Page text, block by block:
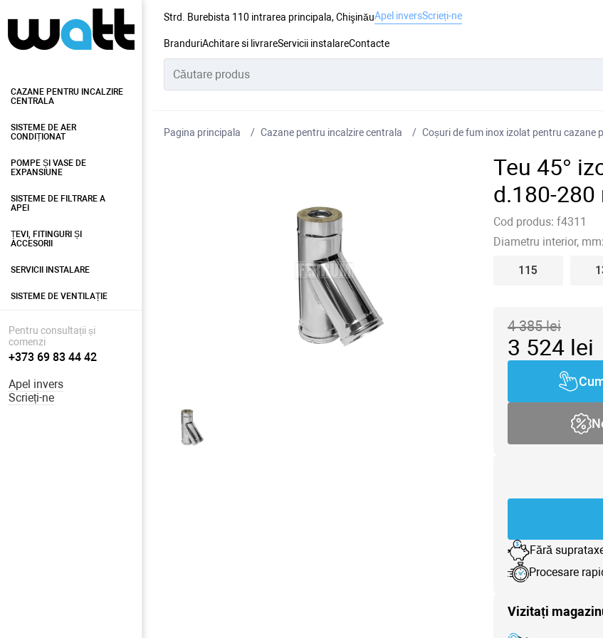
Strd. Burebista 110 intrarea principala, ChişinăuApel inversScrieți-ne
BranduriAchitare si livrareServicii instalareContacte
CAZANE PENTRU INCALZIRE
CENTRALA
SISTEME DE AER
CONDIȚIONAT
POMPE ȘI VASE DE
EXPANSIUNE
SISTEME DE FILTRARE A
APEI
ȚEVI, FITINGURI ȘI
ACCESORII
SERVICII INSTALARE
SISTEME DE VENTILAȚIE
Pentru consultații și
comenzi
+373 69 83 44 42
Apel invers
Scrieți-ne
Pagina principala Cazane pentru incalzire centrala Coșuri de fum inox izolat pentru cazane
Teu 45°
d.180-
Cod produs: f4311
Diametru interior, mm:
115
4 385lei
3 524lei
Fără
Procesare
Vizitați